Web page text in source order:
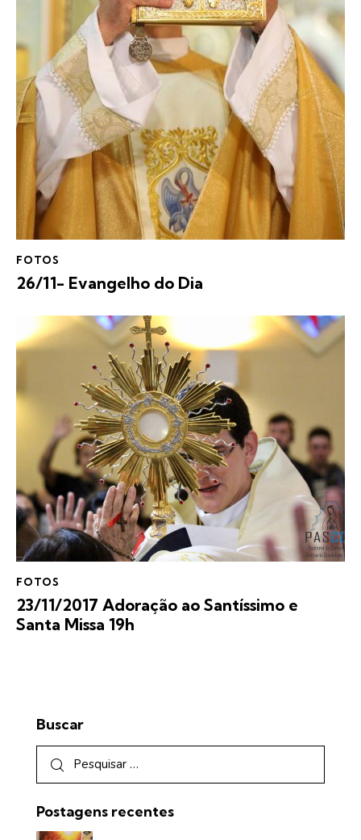
FOTOS
26/11- Evangelho do Dia
FOTOS
23/11/2017 Adoração ao Santíssimo e
Santa Missa 19h
Buscar
Postagens recentes